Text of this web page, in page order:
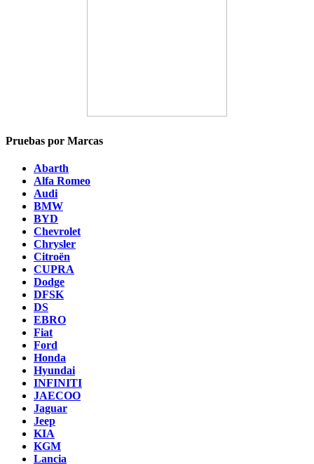
Pruebas por Marcas
Abarth
Alfa Romeo
Audi
BMW
BYD
Chevrolet
Chrysler
Citroën
CUPRA
Dodge
DFSK
DS
EBRO
Fiat
Ford
Honda
Hyundai
INFINITI
JAECOO
Jaguar
Jeep
KIA
KGM
Lancia